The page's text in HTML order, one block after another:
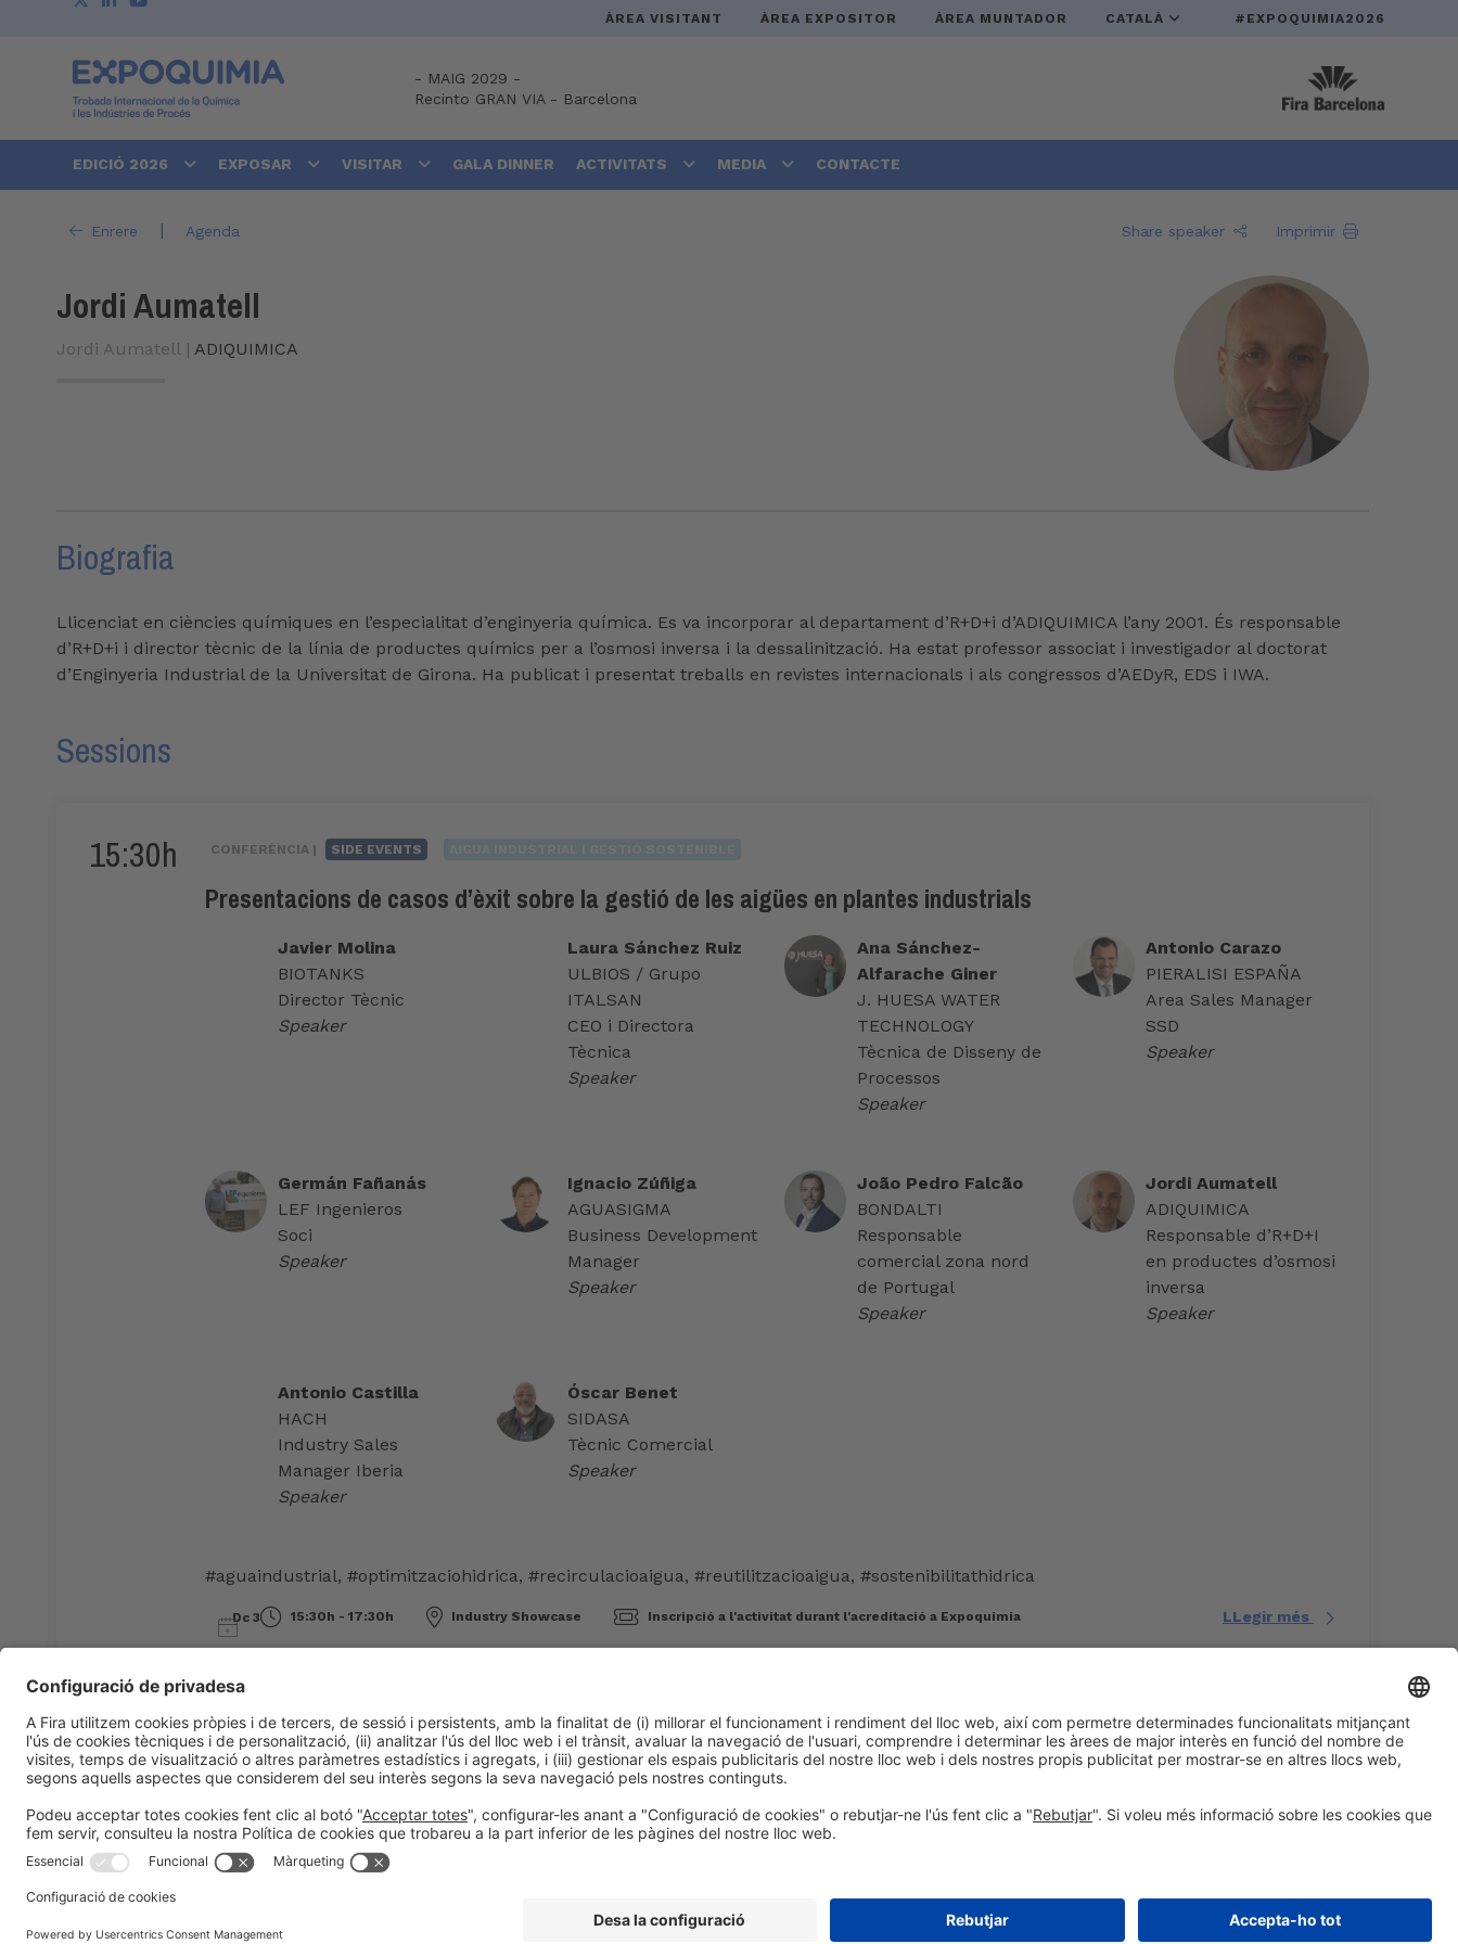
ÀREA VISITANT ÀREA EXPOSITOR ÀREA MUNTADOR CATALÀ #EXPOQUIMIA2026
- MAIG 2029 -
Recinto GRAN VIA- Barcelona
EDICIÓ 2026 EXPOSAR VISITAR GALA DINNER ACTIVITATS MEDIA CONTACTE
Enrere | Agenda Share speaker Imprimir
Jordi Aumatell
Jordi Aumatell | ADIQUIMICA
Biografia
Llicenciat en ciències químiques en l’especialitat d’enginyeria química. Es va incorporar al departament d’R+D+i d’ADIQUIMICA l’any 2001. És responsable
d’R+D+i i director tècnic de la línia de productes químics per a l’osmosi inversa i la dessalinització. Ha estat professor associat i investigador al doctorat
d’Enginyeria Industrial de la Universitat de Girona. Ha publicat i presentat treballs en revistes internacionals i als congressos d’AEDyR, EDS i IWA.
Sessions
15:30h CONFERÈNCIA | SIDE EVENTS
Presentacions de casos d’èxit sobre la gestió de les aigües en plantes industrials
Javier Molina
BIOTANKS
Director Tècnic
Speaker
Laura Sánchez Ruiz
ULBIOS / Grupo
ITALSAN
CEO i Directora
Tècnica
Speaker
Ana Sánchez-
Alfarache Giner
J. HUESA WATER
TECHNOLOGY
Tècnica de Disseny de
Processos
Speaker
Antonio Carazo
PIERALISI ESPAÑA
Area Sales Manager
SSD
Speaker
Germán Fañanás
LEF Ingenieros
Soci
Speaker
Ignacio Zúñiga
AGUASIGMA
Business Development
Manager
Speaker
João Pedro Falcão
BONDALTI
Responsable
comercial zona nord
de Portugal
Speaker
Jordi Aumatell
ADIQUIMICA
Responsable d’R+D+I
en productes d’osmosi
inversa
Speaker
Antonio Castilla
HACH
Industry Sales
Manager Iberia
Speaker
Óscar Benet
SIDASA
Tècnic Comercial
Speaker
#aguaindustrial, #optimitzaciohidrica, #recirculacioaigua, #reutilitzacioaigua, #sostenibilitathidrica
Dc 3 15:30h - 17:30h Industry Showcase Inscripció a l'activitat durant l'acreditació a Expoquimia LLegir més
Informació general Avís legal Política de privacitat
#EXPOQUIMIA2026
a les xarxes socials